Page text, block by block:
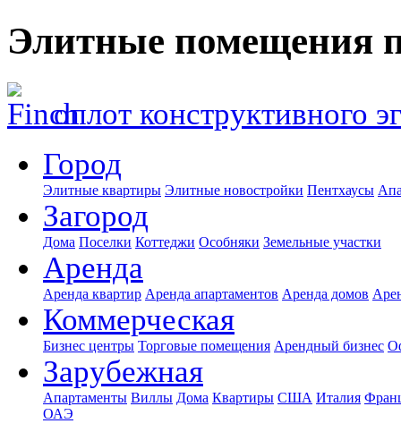
Элитные помещения
оплот конструктивного
Город
Элитные квартиры Элитные новостройки Пентхаусы
Загород
Дома Поселки Коттеджи Особняки Земельные участки
Аренда
Аренда квартир Аренда апартаментов Аренда домов
Коммерческая
Бизнес центры Торговые помещения Арендный бизнес
Зарубежная
Апартаменты Виллы Дома Квартиры США Италия
ОАЭ